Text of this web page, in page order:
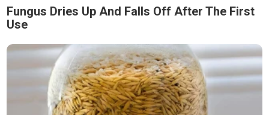
Fungus Dries Up And Falls Off After The First
Use